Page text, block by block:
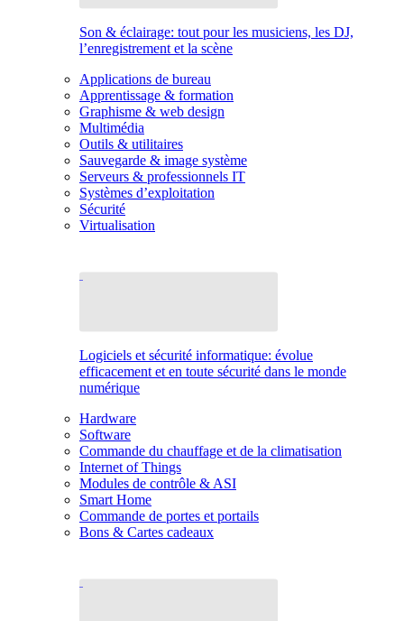
Son & éclairage: tout pour les musiciens, les DJ,
l’enregistrement et la scène
Applications de bureau
Apprentissage & formation
Graphisme & web design
Multimédia
Outils & utilitaires
Sauvegarde & image système
Serveurs & professionnels IT
Systèmes d’exploitation
Sécurité
Virtualisation
Logiciels et sécurité informatique: évolue
efficacement et en toute sécurité dans le monde
numérique
Hardware
Software
Commande du chauffage et de la climatisation
Internet of Things
Modules de contrôle & ASI
Smart Home
Commande de portes et portails
Bons & Cartes cadeaux